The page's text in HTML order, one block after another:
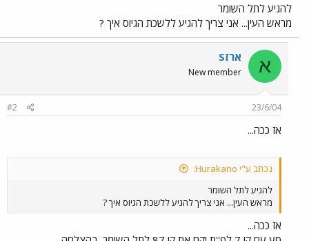
להגיע לתל השומר
מראש העין... אני צריך להגיע ללשכת הגיוס איך ?
א ארזS
New member
23/6/04
#2
אז ככה...
נכתב ע"י Hurakano:
להגיע לתל השומר
מראש העין... אני צריך להגיע ללשכת הגיוס איך ?
אז ככה...